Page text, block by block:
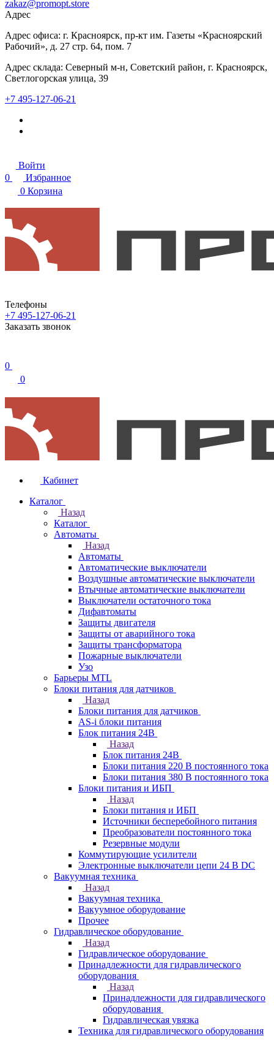
zakaz@promopt.store
Адрес
Адрес офиса: г. Красноярск, пр-кт им. Газеты «Красноярский
Рабочий», д. 27 стр. 64, пом. 7
Адрес склада: Северный м-н, Советский район, г. Красноярск,
Светлогорская улица, 39
+7 495-127-06-21
Войти
0
Избранное
0 Корзина
Телефоны
+7 495-127-06-21
Заказать звонок
0
0
Кабинет
Каталог
Назад
Каталог
Автоматы
Назад
Автоматы
Автоматические выключатели
Воздушные автоматические выключатели
Втычные автоматические выключатели
Выключатели остаточного тока
Дифавтоматы
Защиты двигателя
Защиты от аварийного тока
Защиты трансформатора
Пожарные выключатели
Узо
Барьеры MTL
Блоки питания для датчиков
Назад
Блоки питания для датчиков
AS-i блоки питания
Блок питания 24В
Назад
Блок питания 24В
Блоки питания 220 В постоянного тока
Блоки питания 380 В постоянного тока
Блоки питания и ИБП
Назад
Блоки питания и ИБП
Источники бесперебойного питания
Преобразователи постоянного тока
Резервные модули
Коммутирующие усилители
Электронные выключатели цепи 24 В DC
Вакуумная техника
Назад
Вакуумная техника
Вакуумное оборудование
Прочее
Гидравлическое оборудование
Назад
Гидравлическое оборудование
Принадлежности для гидравлического
оборудования
Назад
Принадлежности для гидравлического
оборудования
Гидравлическая увязка
Техника для гидравлического оборудования